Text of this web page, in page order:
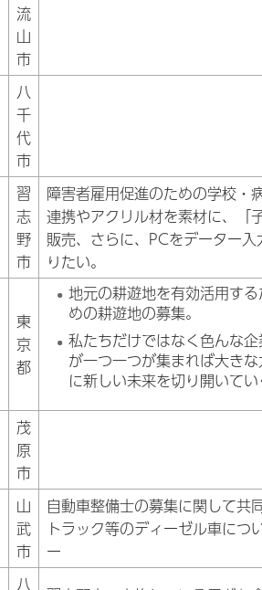
流
山
市
八
千
代
市
習
志
野
市
障害者雇用促進のための学校・
連携やアクリル材を素材に、「
販売、さらに、PCをデーター
りたい。
東
京
都
地元の耕遊地を有効活用す
めの耕遊地の募集。
私たちだけではなく色んな
が一つ一つが集まれば大き
に新しい未来を切り開いてい
茂
原
市
山
武
市
自動車整備士の募集に関して共
トラック等のディーゼル車に
ー
八